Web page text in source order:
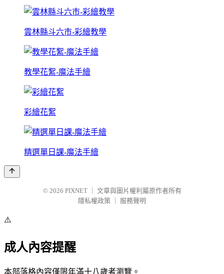
雲林縣斗六市-彩繪教學
教學花絮-魔法手繪
彩繪花絮
精選單日課-魔法手繪
© 2026 PIXNET
文章與圖片權利屬原作者所有
隱私權政策
服務聲明
⚠️
成人內容提醒
本部落格內容僅限年滿十八歲者瀏覽。